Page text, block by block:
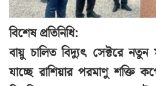
বিশেষ প্রতিনিধি:
বায়ু চালিত বিদ্যুৎ সেক্টরে
যাচ্ছে রাশিয়ার পরমাণু শক্তি